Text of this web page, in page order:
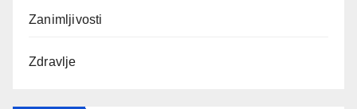
Zanimljivosti
Zdravlje